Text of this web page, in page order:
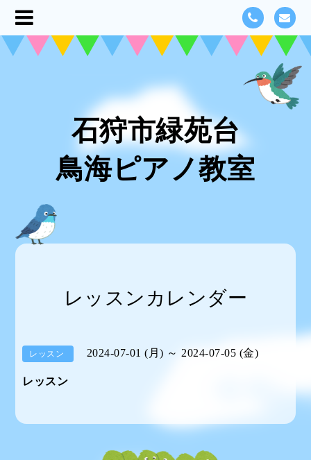
石狩市緑苑台
鳥海ピアノ教室
レッスンカレンダー
レッスン 2024-07-01 (月) ～ 2024-07-05 (金)
レッスン